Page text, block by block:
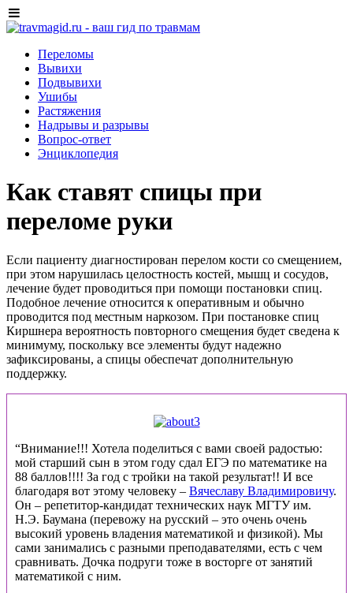
Переломы
Вывихи
Подвывихи
Ушибы
Растяжения
Надрывы и разрывы
Вопрос-ответ
Энциклопедия
Как ставят спицы при
переломе руки
Если пациенту диагностирован перелом кости со смещением,
при этом нарушилась целостность костей, мышц и сосудов,
лечение будет проводиться при помощи постановки спиц.
Подобное лечение относится к оперативным и обычно
проводится под местным наркозом. При постановке спиц
Киршнера вероятность повторного смещения будет сведена к
минимуму, поскольку все элементы будут надежно
зафиксированы, а спицы обеспечат дополнительную
поддержку.
“Внимание!!! Хотела поделиться с вами своей радостью:
мой старший сын в этом году сдал ЕГЭ по математике на
88 баллов!!!! За год с тройки на такой результат!! И все
благодаря вот этому человеку – Вячеславу Владимировичу.
Он – репетитор-кандидат технических наук МГТУ им.
Н.Э. Баумана (перевожу на русский – это очень очень
высокий уровень владения математикой и физикой). Мы
сами занимались с разными преподавателями, есть с чем
сравнивать. Дочка подруги тоже в восторге от занятий
математикой с ним.